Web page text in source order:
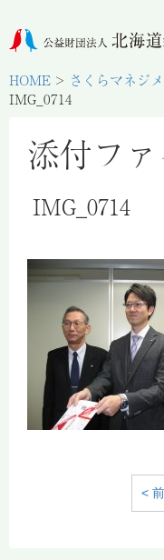
HOME > さくらマネジ
IMG_0714
添付フ
IMG_0714
<